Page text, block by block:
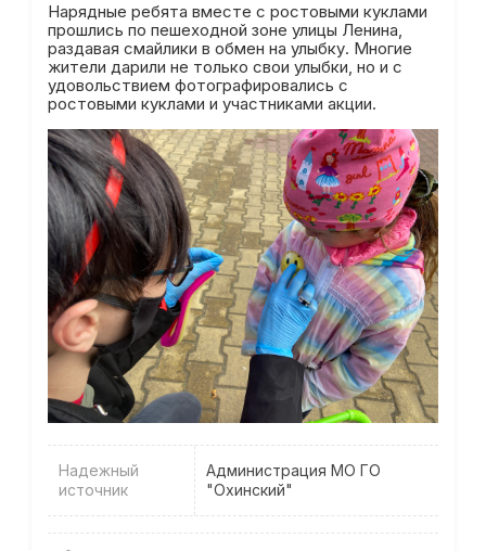
Нарядные ребята вместе с ростовыми куклами
прошлись по пешеходной зоне улицы Ленина,
раздавая смайлики в обмен на улыбку. Многие
жители дарили не только свои улыбки, но и с
удовольствием фотографировались с
ростовыми куклами и участниками акции.
Надежный
источник
Администрация МО ГО
"Охинский"